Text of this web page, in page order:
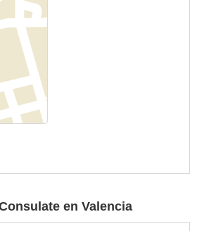
en Valencia